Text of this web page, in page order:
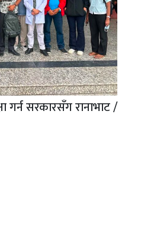
गर्न सरकारसँग रानाभाट /